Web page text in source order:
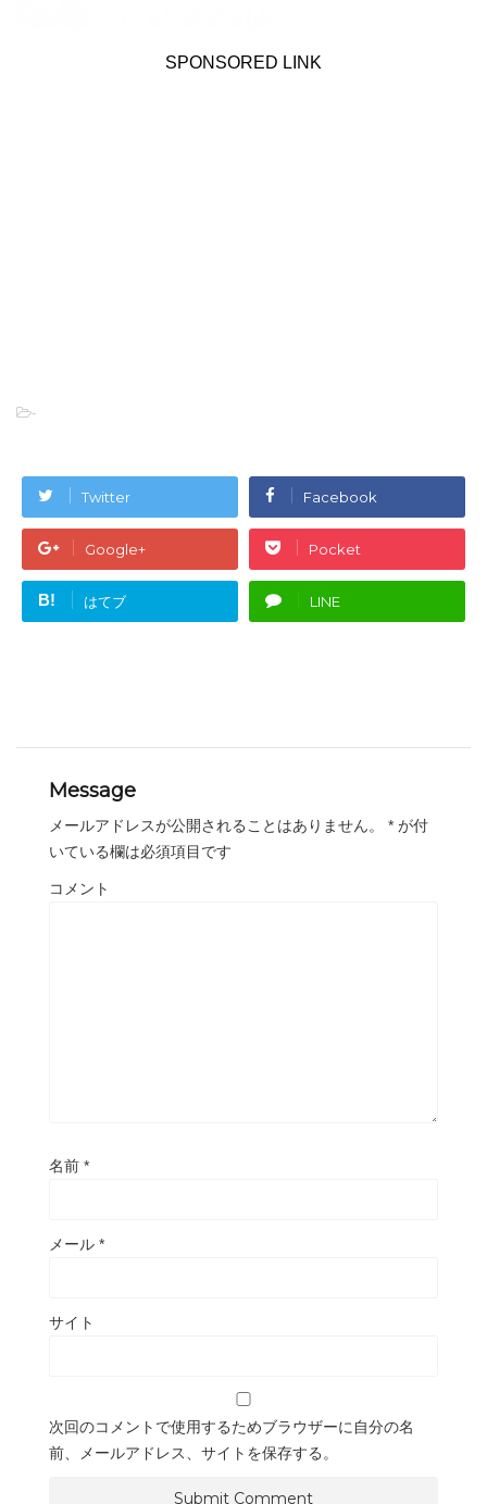
SPONSORED LINK
-
Twitter Facebook
Google+ Pocket
B! はてブ LINE
Message
メールアドレスが公開されることはありません。 * が付
いている欄は必須項目です
コメント
名前 *
メール *
サイト
次回のコメントで使用するためブラウザーに自分の名
前、メールアドレス、サイトを保存する。